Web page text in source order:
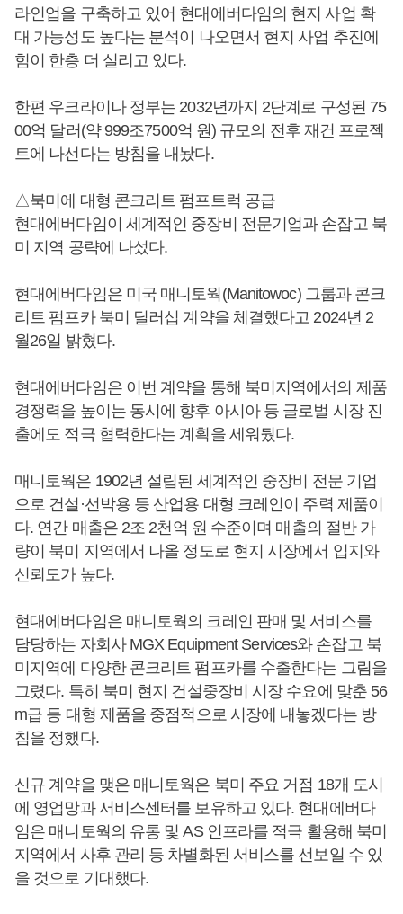
라인업을 구축하고 있어 현대에버다임의 현지 사업 확
대 가능성도 높다는 분석이 나오면서 현지 사업 추진에
힘이 한층 더 실리고 있다.
한편 우크라이나 정부는 2032년까지 2단계로 구성된 75
00억 달러(약 999조7500억 원) 규모의 전후 재건 프로젝
트에 나선다는 방침을 내놨다.
△북미에 대형 콘크리트 펌프트럭 공급
현대에버다임이 세계적인 중장비 전문기업과 손잡고 북
미 지역 공략에 나섰다.
현대에버다임은 미국 매니토웍(Manitowoc) 그룹과 콘크
리트 펌프카 북미 딜러십 계약을 체결했다고 2024년 2
월26일 밝혔다.
현대에버다임은 이번 계약을 통해 북미지역에서의 제품
경쟁력을 높이는 동시에 향후 아시아 등 글로벌 시장 진
출에도 적극 협력한다는 계획을 세워뒀다.
매니토웍은 1902년 설립된 세계적인 중장비 전문 기업
으로 건설·선박용 등 산업용 대형 크레인이 주력 제품이
다. 연간 매출은 2조 2천억 원 수준이며 매출의 절반 가
량이 북미 지역에서 나올 정도로 현지 시장에서 입지와
신뢰도가 높다.
현대에버다임은 매니토웍의 크레인 판매 및 서비스를
담당하는 자회사 MGX Equipment Services와 손잡고 북
미지역에 다양한 콘크리트 펌프카를 수출한다는 그림을
그렸다. 특히 북미 현지 건설중장비 시장 수요에 맞춘 56
m급 등 대형 제품을 중점적으로 시장에 내놓겠다는 방
침을 정했다.
신규 계약을 맺은 매니토웍은 북미 주요 거점 18개 도시
에 영업망과 서비스센터를 보유하고 있다. 현대에버다
임은 매니토웍의 유통 및 AS 인프라를 적극 활용해 북미
지역에서 사후 관리 등 차별화된 서비스를 선보일 수 있
을 것으로 기대했다.